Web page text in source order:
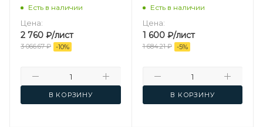
березовая
Есть в наличии
Цена:
2 760 ₽/лист
3 066.67₽ -10%
В КОРЗИНУ
березовая
Есть в наличии
Цена:
1 600₽/лист
1 684.21₽ -5%
В КОРЗИНУ